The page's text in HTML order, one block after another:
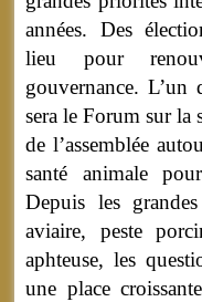
années. Des
lieu pour
gouvernance. L’un
sera le Forum sur la
de l’assemblée
santé animale
Depuis les
aviaire, peste
aphteuse, les
une place